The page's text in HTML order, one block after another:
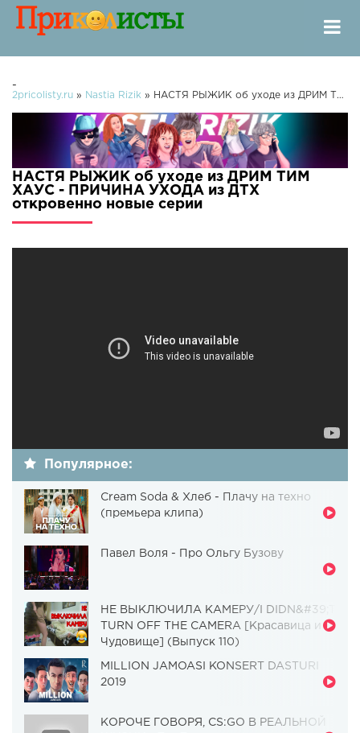
-
2pricolisty.ru » Nastia Rizik » НАСТЯ РЫЖИК об уходе из ДРИМ ТИМ ХАУС - ПРИЧИНА УХОДА из ДТХ откровенно
НАСТЯ РЫЖИК об уходе из ДРИМ ТИМ
ХАУС - ПРИЧИНА УХОДА из ДТХ
откровенно новые серии
Популярное:
Cream Soda & Хлеб - Плачу на техно
(премьера клипа)
Павел Воля - Про Ольгу Бузову
НЕ ВЫКЛЮЧИЛА КАМЕРУ/I DIDN&#39;T
TURN OFF THE CAMERA [Красавица и
Чудовище] (Выпуск 110)
MILLION JAMOASI KONSERT DASTURI
2019
КОРОЧЕ ГОВОРЯ, CS:GO В РЕАЛЬНОЙ